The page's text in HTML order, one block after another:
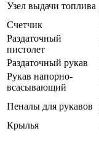
Узел выдачи топлива
Счетчик
Раздаточный
пистолет
Раздаточный рукав
Рукав напорно-
всасывающий
Пеналы для рукавов
Крылья